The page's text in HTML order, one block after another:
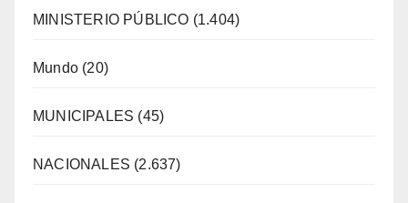
MINISTERIO PÚBLICO (1.404)
Mundo (20)
MUNICIPALES (45)
NACIONALES (2.637)